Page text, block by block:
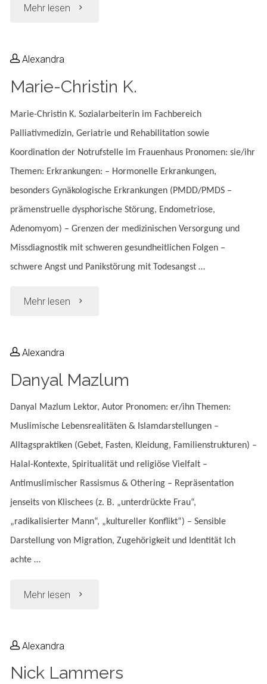
Mehr lesen "Nadine
Alexandra
Marie-Christin K.
Marie-Christin K. Sozialarbeiterin im Fachbereich
Palliativmedizin, Geriatrie und Rehabilitation sowie
Koordination der Notrufstelle im Frauenhaus Pronomen: sie/ihr
Themen: Erkrankungen: – Hormonelle Erkrankungen,
besonders Gynäkologische Erkrankungen (PMDD/PMDS –
prämenstruelle dysphorische Störung, Endometriose,
Adenomyom) – Grenzen der medizinischen Versorgung und
Missdiagnostik mit schweren gesundheitlichen Folgen –
schwere Angst und Panikstörung mit Todesangst …
Mehr lesen "Marie-
Alexandra
Danyal Mazlum
Danyal Mazlum Lektor, Autor Pronomen: er/ihn Themen:
Muslimische Lebensrealitäten & Islamdarstellungen –
Alltagspraktiken (Gebet, Fasten, Kleidung, Familienstrukturen) –
Halal-Kontexte, Spiritualität und religiöse Vielfalt –
Antimuslimischer Rassismus & Othering – Repräsentation
jenseits von Klischees (z. B. „unterdrückte Frau“,
„radikalisierter Mann“, „kultureller Konflikt“) – Sensible
Darstellung von Migration, Zugehörigkeit und Identität Ich
achte …
Mehr lesen "Danyal
Alexandra
Nick Lammers